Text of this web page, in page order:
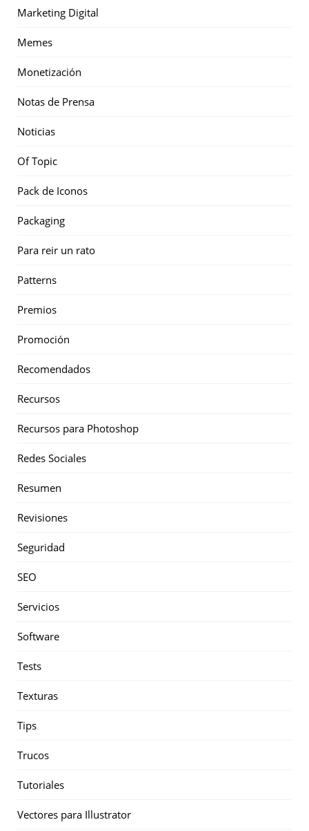
Marketing Digital
Memes
Monetización
Notas de Prensa
Noticias
Of Topic
Pack de Iconos
Packaging
Para reir un rato
Patterns
Premios
Promoción
Recomendados
Recursos
Recursos para Photoshop
Redes Sociales
Resumen
Revisiones
Seguridad
SEO
Servicios
Software
Tests
Texturas
Tips
Trucos
Tutoriales
Vectores para Illustrator